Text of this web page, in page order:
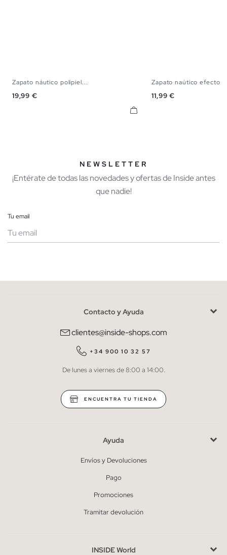
Zapato náutico polipiel...
Precio
19,99 €
Zapato naútico efecto
Precio
11,99 €
NEWSLETTER
¡Entérate de todas las novedades y ofertas de Inside antes
que nadie!
Tu email
He leído y entiendo lapolítica de privacidad
QUIERO SUSCRIBIRME
* Puedes cancelar la suscripción en cualquier momento.
Contacto y Ayuda
clientes@inside-shops.com
+34 900 10 32 57
De lunes a viernes de 8:00 a 14:00.
ENCUENTRA TU TIENDA
Ayuda
Envíos y Devoluciones
Pago
Promociones
Tramitar devolución
INSIDE World